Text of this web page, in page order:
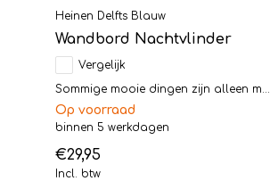
Heinen Delfts Blauw
Wandbord Nachtvlinder
Vergelijk
Sommige mooie dingen zijn alleen m...
Op voorraad
binnen 5 werkdagen
€29,95
Incl. btw